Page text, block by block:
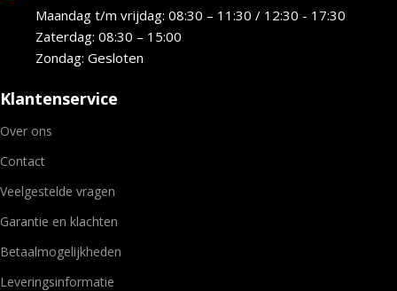
Maandag t/m vrijdag: 08:30 – 11:30 / 12:30 - 17:30
Zaterdag: 08:30 – 15:00
Zondag: Gesloten
Klantenservice
Over ons
Contact
Veelgestelde vragen
Garantie en klachten
Betaalmogelijkheden
Leveringsinformatie